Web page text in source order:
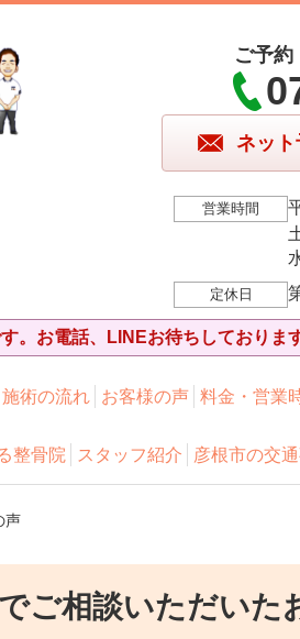
ご予約
ネット
営業時間
定休日
。お電話、LINEお待ちしておりま
術の流れ お客様の声 料金・営業
整骨院 スタッフ紹介 彦根市の交
声
ご相談いただいた